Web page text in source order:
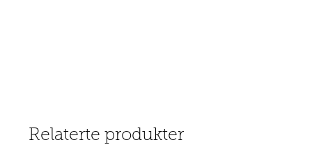
Relaterte produkter